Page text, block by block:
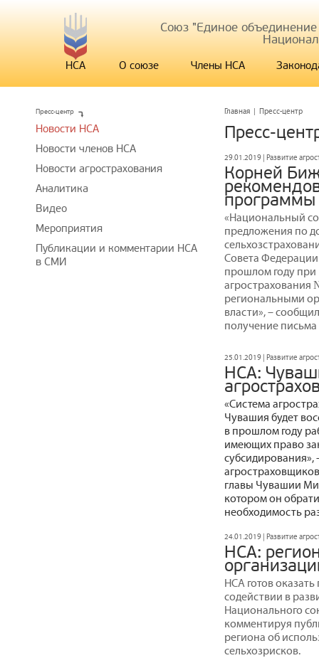
Союз "Единое
НСА О союзе Члены НСА
Главная | Пресс-центр
Пресс-
29.01.2019 | Развитие
Корней
программы
«Национальный
предложения по
Совета
прошлом году при
агрострахования
региональными
власти», –
получение
25.01.2019 | Развитие
НСА:
«Система
Чувашия будет
в прошлом году
имеющих право
субсидирования»,
главы Чувашии
котором он
необходимость
24.01.2019 | Развитие
НСА:
НСА готов
содействии в
Национального
комментируя
региона об
сельхозрисков.
Пресс-центр
Новости НСА
Новости членов НСА
Новости агрострахования
Аналитика
Видео
Мероприятия
Публикации и комментарии НСА
в СМИ